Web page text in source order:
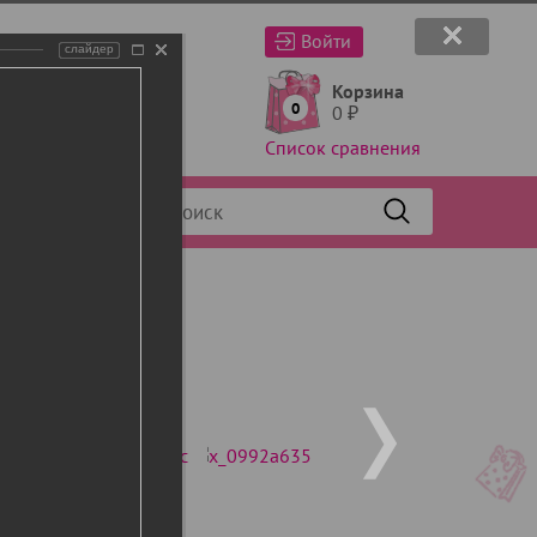
Войти
0
Корзина
0 ₽
Список сравнения
слайдер